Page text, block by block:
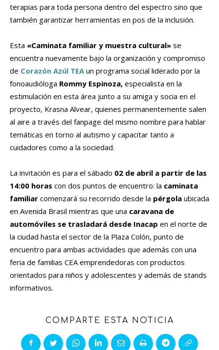
terapias para toda persona dentro del espectro sino que
también garantizar herramientas en pos de la inclusión.
Esta «Caminata familiar y muestra cultural» se
encuentra nuevamente bajo la organización y compromiso
de Corazón Azúl TEAun programa social liderado por la
fonoaudióloga Rommy Espinoza, especialista en la
estimulación en esta área junto a su amiga y socia en el
proyecto, Krasna Alvear, quienes permanentemente salen
al aire a través del fanpage del mismo nombre para hablar
temáticas en torno al autismo y capacitar tanto a
cuidadores como a la sociedad.
La invitación es para el sábado 02 de abril a partir de las
14:00 horas con dos puntos de encuentro: la caminata
familiar comenzará su recorrido desde la pérgola ubicada
en Avenida Brasil mientras que una caravana de
automóviles se trasladará desde Inacap en el norte de
la ciudad hasta el sector de la Plaza Colón, punto de
encuentro para ambas actividades que además con una
feria de familias CEA emprendedoras con productos
orientados para niños y adolescentes y además de stands
informativos.
COMPARTE ESTA NOTICIA